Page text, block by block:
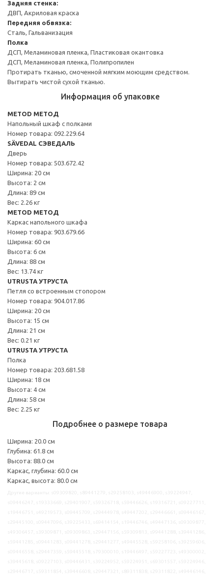
Задняя стенка:
ДВП, Акриловая краска
Передняя обвязка:
Сталь, Гальванизация
Полка
ДСП, Меламиновая пленка, Пластиковая окантовка
ДСП, Меламиновая пленка, Полипропилен
Протирать тканью, смоченной мягким моющим средством.
Вытирать чистой сухой тканью.
Информация об упаковке
METOD МЕТОД
Напольный шкаф с полками
Номер товара: 092.229.64
SÄVEDAL СЭВЕДАЛЬ
Дверь
Номер товара: 503.672.42
Ширина: 20 см
Высота: 2 см
Длина: 89 см
Вес: 2.26 кг
METOD МЕТОД
Каркас напольного шкафа
Номер товара: 903.679.66
Ширина: 60 см
Высота: 6 см
Длина: 88 см
Вес: 13.74 кг
UTRUSTA УТРУСТА
Петля со встроенным стопором
Номер товара: 904.017.86
Ширина: 20 см
Высота: 15 см
Длина: 21 см
Вес: 0.21 кг
UTRUSTA УТРУСТА
Полка
Номер товара: 203.681.58
Ширина: 18 см
Высота: 4 см
Длина: 58 см
Вес: 2.25 кг
Подробнее о размере товара
Ширина: 20.0 см
Глубина: 61.8 см
Высота: 88.0 см
Каркас, глубина: 60.0 см
Каркас, высота: 80.0 см